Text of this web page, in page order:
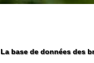
La base de données des